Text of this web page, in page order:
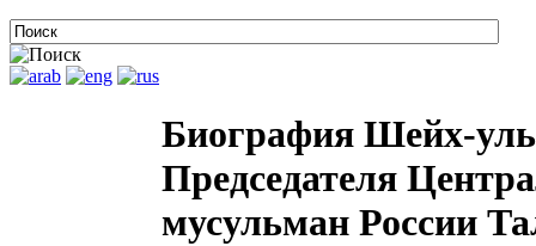
Биография Шейх-
Председателя
мусульман России